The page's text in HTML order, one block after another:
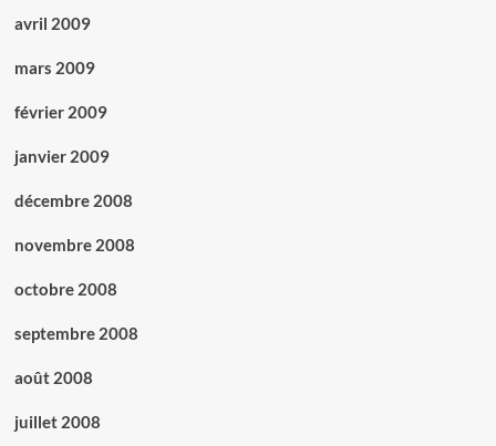
avril 2009
mars 2009
février 2009
janvier 2009
décembre 2008
novembre 2008
octobre 2008
septembre 2008
août 2008
juillet 2008